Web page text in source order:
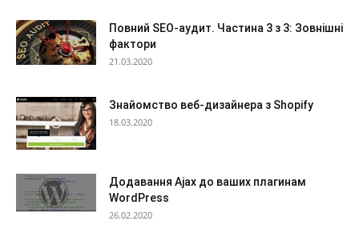
Повний SEO-аудит. Частина 3 з 3: Зовнішні
фактори
21.03.2020
Знайомство веб-дизайнера з Shopify
18.03.2020
Додавання Ajax до ваших плагинам
WordPress
26.02.2020